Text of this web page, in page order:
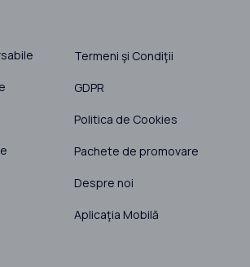
Termeni şi Condiţii
GDPR
Politica de Cookies
Pachete de promovare
Despre noi
Aplicaţia Mobilă